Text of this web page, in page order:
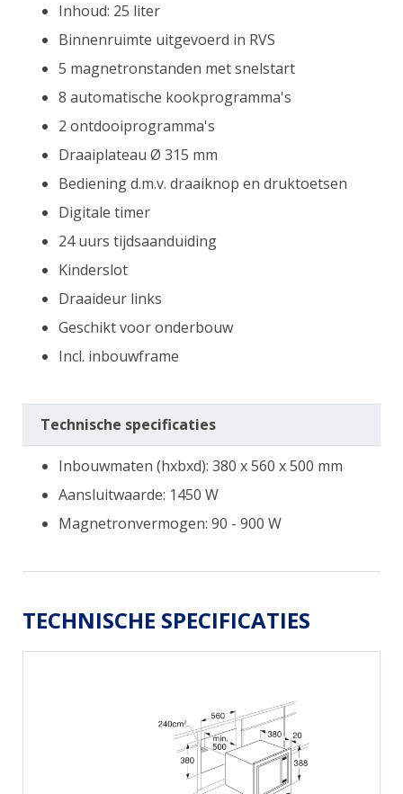
Inhoud: 25 liter
Binnenruimte uitgevoerd in RVS
5 magnetronstanden met snelstart
8 automatische kookprogramma's
2 ontdooiprogramma's
Draaiplateau Ø 315 mm
Bediening d.m.v. draaiknop en druktoetsen
Digitale timer
24 uurs tijdsaanduiding
Kinderslot
Draaideur links
Geschikt voor onderbouw
Incl. inbouwframe
Technische specificaties
Inbouwmaten (hxbxd): 380 x 560 x 500 mm
Aansluitwaarde: 1450 W
Magnetronvermogen: 90 - 900 W
TECHNISCHE SPECIFICATIES